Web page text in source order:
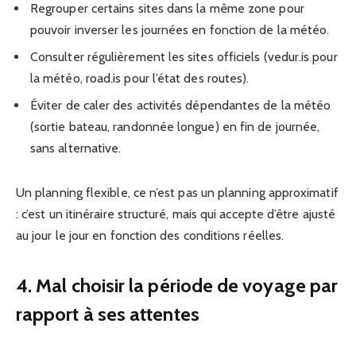
Regrouper certains sites dans la même zone pour
pouvoir inverser les journées en fonction de la météo.
Consulter régulièrement les sites officiels (vedur.is pour
la météo, road.is pour l’état des routes).
Éviter de caler des activités dépendantes de la météo
(sortie bateau, randonnée longue) en fin de journée,
sans alternative.
Un planning flexible, ce n’est pas un planning approximatif
: c’est un itinéraire structuré, mais qui accepte d’être ajusté
au jour le jour en fonction des conditions réelles.
4. Mal choisir la période de voyage par
rapport à ses attentes